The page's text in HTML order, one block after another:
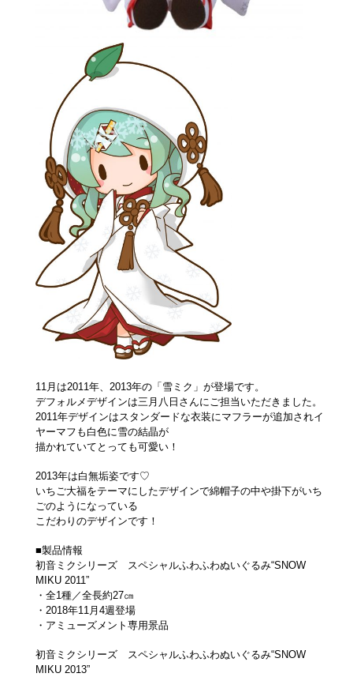
11月は2011年、2013年の「雪ミク」が登場です。
デフォルメデザインは三月八日さんにご担当いただきました。
2011年デザインはスタンダードな衣装にマフラーが追加されイ
ヤーマフも白色に雪の結晶が
描かれていてとっても可愛い！
2013年は白無垢姿です♡
いちご大福をテーマにしたデザインで綿帽子の中や掛下がいち
ごのようになっている
こだわりのデザインです！
■製品情報
初音ミクシリーズ スペシャルふわふわぬいぐるみ“SNOW
MIKU 2011”
・全1種／全長約27㎝
・2018年11月4週登場
・アミューズメント専用景品
初音ミクシリーズ スペシャルふわふわぬいぐるみ“SNOW
MIKU 2013”